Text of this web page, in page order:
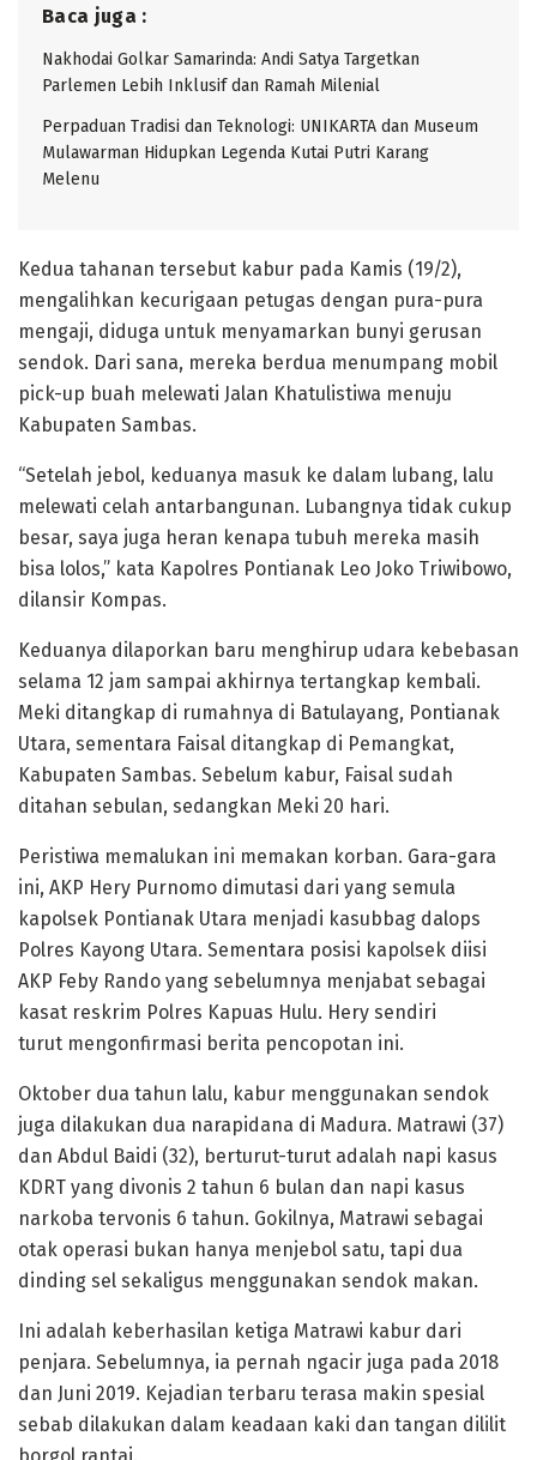
Baca juga :
Nakhodai Golkar Samarinda: Andi Satya Targetkan
Parlemen Lebih Inklusif dan Ramah Milenial
Perpaduan Tradisi dan Teknologi: UNIKARTA dan Museum
Mulawarman Hidupkan Legenda Kutai Putri Karang
Melenu
Kedua tahanan tersebut kabur pada Kamis (19/2),
mengalihkan kecurigaan petugas dengan pura-pura
mengaji, diduga untuk menyamarkan bunyi gerusan
sendok. Dari sana, mereka berdua menumpang mobil
pick-up buah melewati Jalan Khatulistiwa menuju
Kabupaten Sambas.
“Setelah jebol, keduanya masuk ke dalam lubang, lalu
melewati celah antarbangunan. Lubangnya tidak cukup
besar, saya juga heran kenapa tubuh mereka masih
bisa lolos,” kata Kapolres Pontianak Leo Joko Triwibowo,
dilansir Kompas.
Keduanya dilaporkan baru menghirup udara kebebasan
selama 12 jam sampai akhirnya tertangkap kembali.
Meki ditangkap di rumahnya di Batulayang, Pontianak
Utara, sementara Faisal ditangkap di Pemangkat,
Kabupaten Sambas. Sebelum kabur, Faisal sudah
ditahan sebulan, sedangkan Meki 20 hari.
Peristiwa memalukan ini memakan korban. Gara-gara
ini, AKP Hery Purnomo dimutasi dari yang semula
kapolsek Pontianak Utara menjadi kasubbag dalops
Polres Kayong Utara. Sementara posisi kapolsek diisi
AKP Feby Rando yang sebelumnya menjabat sebagai
kasat reskrim Polres Kapuas Hulu. Hery sendiri
turut mengonfirmasi berita pencopotan ini.
Oktober dua tahun lalu, kabur menggunakan sendok
juga dilakukan dua narapidana di Madura. Matrawi (37)
dan Abdul Baidi (32), berturut-turut adalah napi kasus
KDRT yang divonis 2 tahun 6 bulan dan napi kasus
narkoba tervonis 6 tahun. Gokilnya, Matrawi sebagai
otak operasi bukan hanya menjebol satu, tapi dua
dinding sel sekaligus menggunakan sendok makan.
Ini adalah keberhasilan ketiga Matrawi kabur dari
penjara. Sebelumnya, ia pernah ngacir juga pada 2018
dan Juni 2019. Kejadian terbaru terasa makin spesial
sebab dilakukan dalam keadaan kaki dan tangan dililit